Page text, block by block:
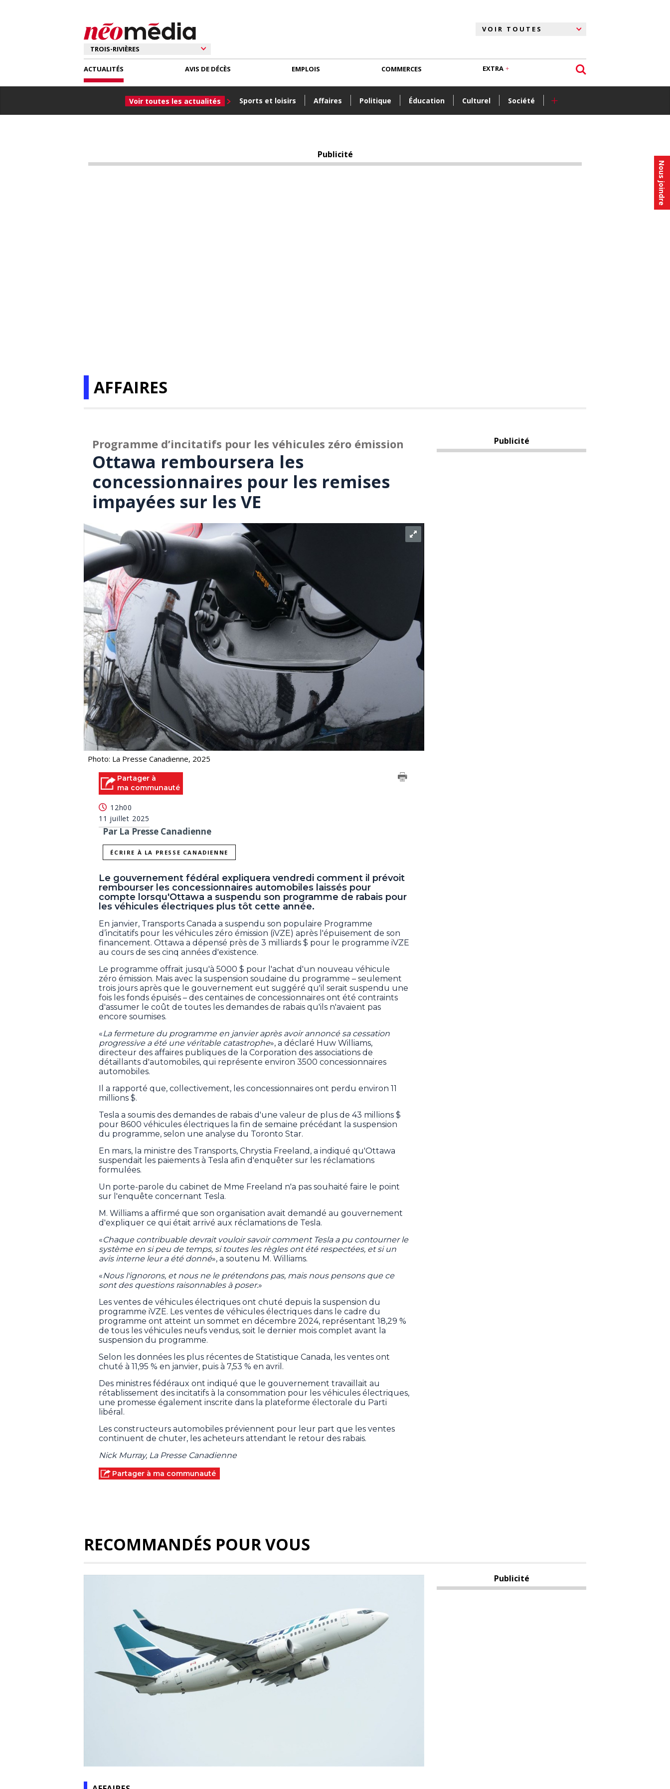
Nous joindre
ACTUALITÉS
Voir toutes les actualités Sports et loisirs Affaires Politique Éducation Culturel Société +
AVIS DE DÉCÈS EMPLOIS COMMERCES EXTRA
Publicité
AFFAIRES
Programme d’incitatifs pour les véhicules zéro émission
Ottawa remboursera les
concessionnaires pour les remises
impayées sur les VE
Photo: La Presse Canadienne, 2025
Partager à
ma communauté
12h00
11 juillet 2025
Par La Presse Canadienne
ÉCRIRE À LA PRESSE CANADIENNE
Le gouvernement fédéral expliquera vendredi comment il prévoit
rembourser les concessionnaires automobiles laissés pour
compte lorsqu'Ottawa a suspendu son programme de rabais pour
les véhicules électriques plus tôt cette année.
En janvier, Transports Canada a suspendu son populaire Programme
d’incitatifs pour les véhicules zéro émission (iVZE) après l'épuisement de son
financement. Ottawa a dépensé près de 3 milliards $ pour le programme iVZE
au cours de ses cinq années d'existence.
Le programme offrait jusqu'à 5000 $ pour l'achat d'un nouveau véhicule
zéro émission. Mais avec la suspension soudaine du programme – seulement
trois jours après que le gouvernement eut suggéré qu'il serait suspendu une
fois les fonds épuisés – des centaines de concessionnaires ont été contraints
d'assumer le coût de toutes les demandes de rabais qu'ils n'avaient pas
encore soumises.
«La fermeture du programme en janvier après avoir annoncé sa cessation
progressive a été une véritable catastrophe», a déclaré Huw Williams,
directeur des affaires publiques de la Corporation des associations de
détaillants d'automobiles, qui représente environ 3500 concessionnaires
automobiles.
Il a rapporté que, collectivement, les concessionnaires ont perdu environ 11
millions $.
Tesla a soumis des demandes de rabais d'une valeur de plus de 43 millions $
pour 8600 véhicules électriques la fin de semaine précédant la suspension
du programme, selon une analyse du Toronto Star.
En mars, la ministre des Transports, Chrystia Freeland, a indiqué qu'Ottawa
suspendait les paiements à Tesla afin d'enquêter sur les réclamations
formulées.
Un porte-parole du cabinet de Mme Freeland n'a pas souhaité faire le point
sur l'enquête concernant Tesla.
M. Williams a affirmé que son organisation avait demandé au gouvernement
d'expliquer ce qui était arrivé aux réclamations de Tesla.
«Chaque contribuable devrait vouloir savoir comment Tesla a pu contourner le
système en si peu de temps, si toutes les règles ont été respectées, et si un
avis interne leur a été donné», a soutenu M. Williams.
«Nous l'ignorons, et nous ne le prétendons pas, mais nous pensons que ce
sont des questions raisonnables à poser.»
Les ventes de véhicules électriques ont chuté depuis la suspension du
programme iVZE. Les ventes de véhicules électriques dans le cadre du
programme ont atteint un sommet en décembre 2024, représentant 18,29 %
de tous les véhicules neufs vendus, soit le dernier mois complet avant la
suspension du programme.
Selon les données les plus récentes de Statistique Canada, les ventes ont
chuté à 11,95 % en janvier, puis à 7,53 % en avril.
Des ministres fédéraux ont indiqué que le gouvernement travaillait au
rétablissement des incitatifs à la consommation pour les véhicules électriques,
une promesse également inscrite dans la plateforme électorale du Parti
libéral.
Les constructeurs automobiles préviennent pour leur part que les ventes
continuent de chuter, les acheteurs attendant le retour des rabais.
Nick Murray, La Presse Canadienne
Partager à ma communauté
Publicité
RECOMMANDÉS POUR VOUS
Publicité